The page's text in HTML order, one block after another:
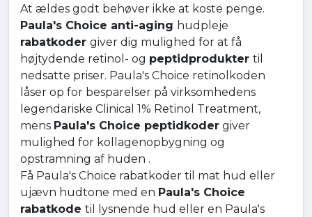
At ældes godt behøver ikke at koste penge.
Paula's Choice anti-aging hudpleje
rabatkoder giver dig mulighed for at få
højtydende retinol- og peptidprodukter til
nedsatte priser. Paula's Choice retinolkoden
låser op for besparelser på virksomhedens
legendariske Clinical 1% Retinol Treatment,
mens Paula's Choice peptidkoder giver
mulighed for kollagenopbygning og
opstramning af huden .
Få Paula's Choice rabatkoder til mat hud eller
ujævn hudtone med en Paula's Choice
rabatkode til lysnende hud eller en Paula's